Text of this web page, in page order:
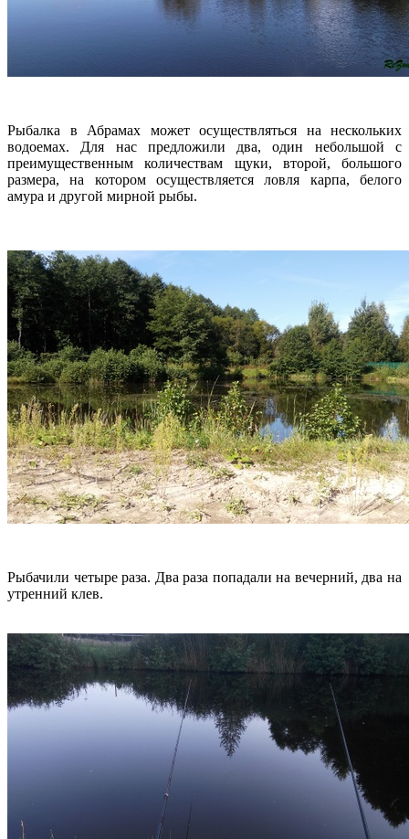
Рыбалка в Абрамах может осуществляться на нескольких
водоемах. Для нас предложили два, один небольшой с
преимущественным количествам щуки, второй, большого
размера, на котором осуществляется ловля карпа, белого
амура и другой мирной рыбы.
Рыбачили четыре раза. Два раза попадали на вечерний, два на
утренний клев.